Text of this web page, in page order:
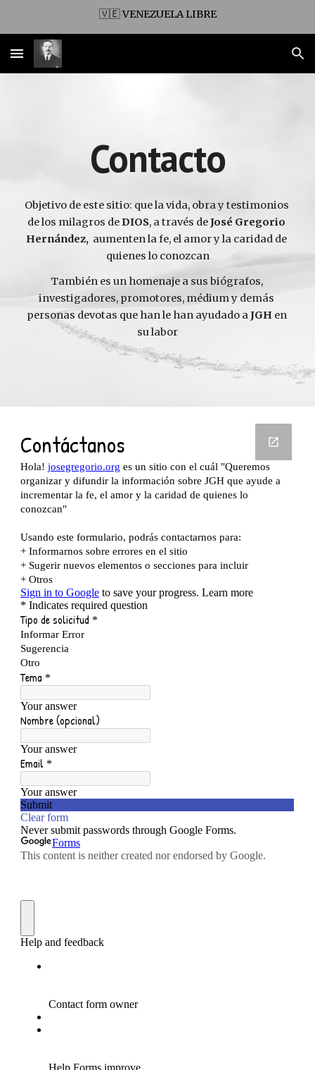
🇻🇪 VENEZUELA LIBRE
Contacto
Objetivo de este sitio: que la vida, obra y testimonios
de los milagros de DIOS, a través de José Gregorio
Hernández, aumenten la fe, el amor y la caridad de
quienes lo conozcan
También es un homenaje a sus biógrafos,
investigadores, promotores, médium y demás
personas devotas que han le han ayudado a JGH en
su labor